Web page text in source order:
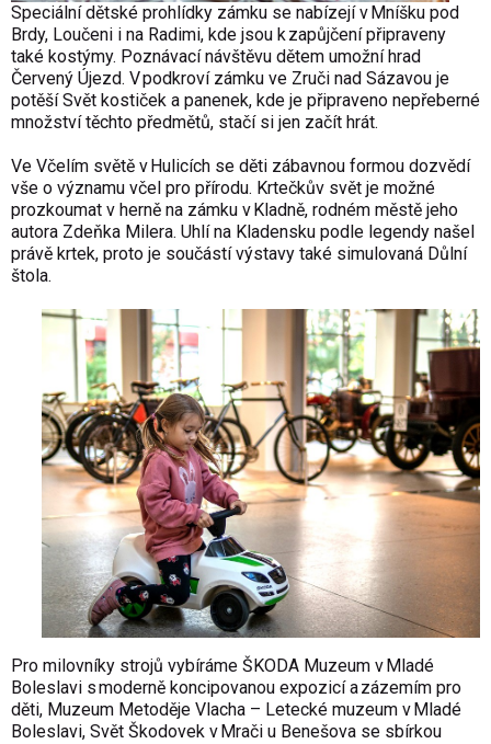
Speciální dětské prohlídky zámku se nabízejí v Mníšku pod
Brdy, Loučeni i na Radimi, kde jsou k zapůjčení připraveny
také kostýmy. Poznávací návštěvu dětem umožní hrad
Červený Újezd. V podkroví zámku ve Zruči nad Sázavou je
potěší Svět kostiček a panenek, kde je připraveno nepřeberné
množství těchto předmětů, stačí si jen začít hrát.
Ve Včelím světě v Hulicích se děti zábavnou formou dozvědí
vše o významu včel pro přírodu. Krtečkův svět je možné
prozkoumat v herně na zámku v Kladně, rodném městě jeho
autora Zdeňka Milera. Uhlí na Kladensku podle legendy našel
právě krtek, proto je součástí výstavy také simulovaná Důlní
štola.
Pro milovníky strojů vybíráme ŠKODA Muzeum v Mladé
Boleslavi s moderně koncipovanou expozicí a zázemím pro
děti, Muzeum Metoděje Vlacha – Letecké muzeum v Mladé
Boleslavi, Svět Škodovek v Mrači u Benešova se sbírkou